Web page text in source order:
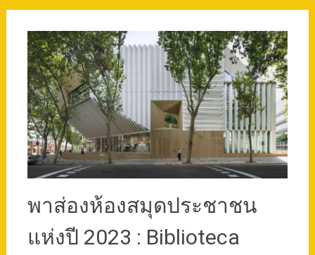
พาส่องห้องสมุดประชาชน
แห่งปี 2023 : Biblioteca